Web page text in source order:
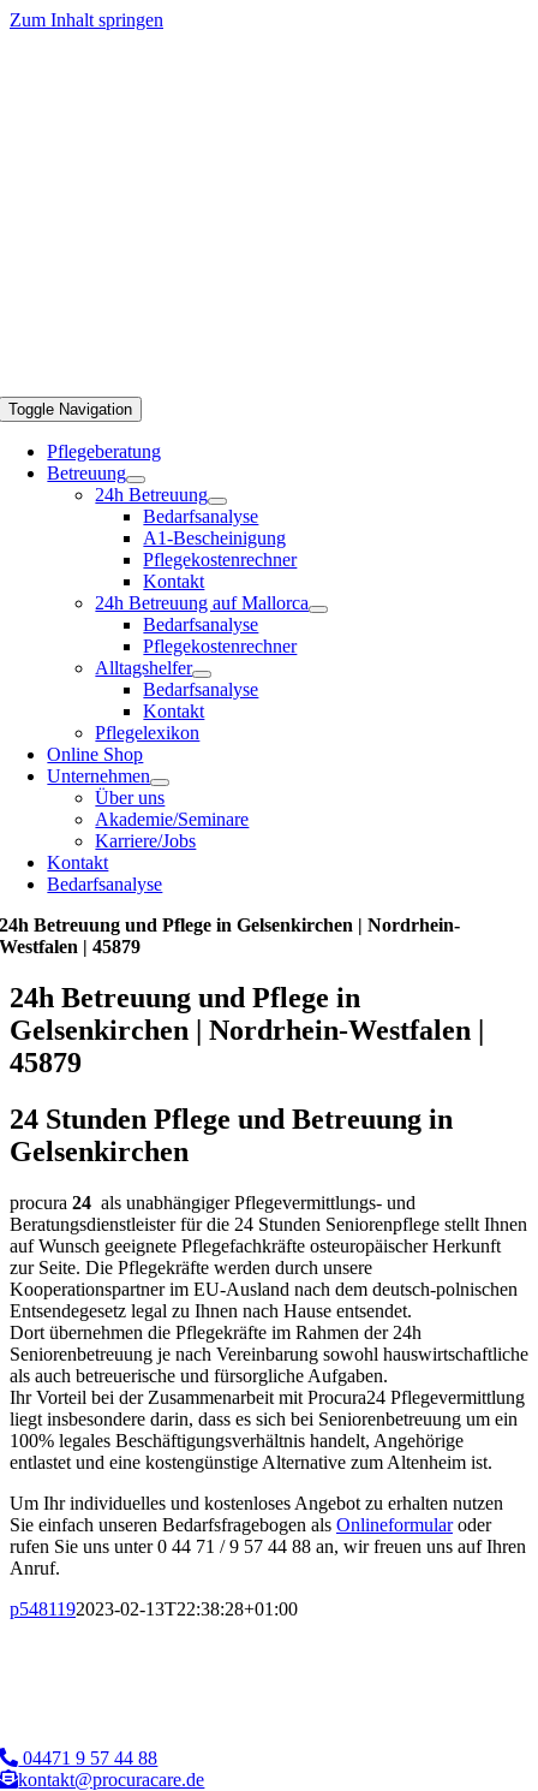
Zum Inhalt springen
Toggle Navigation
Pflegeberatung
Betreuung
24h Betreuung
Bedarfsanalyse
A1-Bescheinigung
Pflegekostenrechner
Kontakt
24h Betreuung auf Mallorca
Bedarfsanalyse
Pflegekostenrechner
Alltagshelfer
Bedarfsanalyse
Kontakt
Pflegelexikon
Online Shop
Unternehmen
Über uns
Akademie/Seminare
Karriere/Jobs
Kontakt
Bedarfsanalyse
24h Betreuung und Pflege in Gelsenkirchen | Nordrhein-
Westfalen | 45879
24h Betreuung und Pflege in
Gelsenkirchen | Nordrhein-Westfalen |
45879
24 Stunden Pflege und Betreuung in
Gelsenkirchen
procura 24 als unabhängiger Pflegevermittlungs- und
Beratungsdienstleister für die 24 Stunden Seniorenpflege stellt Ihnen
auf Wunsch geeignete Pflegefachkräfte osteuropäischer Herkunft
zur Seite. Die Pflegekräfte werden durch unsere
Kooperationspartner im EU-Ausland nach dem deutsch-polnischen
Entsendegesetz legal zu Ihnen nach Hause entsendet.
Dort übernehmen die Pflegekräfte im Rahmen der 24h
Seniorenbetreuung je nach Vereinbarung sowohl hauswirtschaftliche
als auch betreuerische und fürsorgliche Aufgaben.
Ihr Vorteil bei der Zusammenarbeit mit Procura24 Pflegevermittlung
liegt insbesondere darin, dass es sich bei Seniorenbetreuung um ein
100% legales Beschäftigungsverhältnis handelt, Angehörige
entlastet und eine kostengünstige Alternative zum Altenheim ist.
Um Ihr individuelles und kostenloses Angebot zu erhalten nutzen
Sie einfach unseren Bedarfsfragebogen als Onlineformularoder
rufen Sie uns unter 0 44 71 / 9 57 44 88 an, wir freuen uns auf Ihren
Anruf.
p5481192023-02-13T22:38:28+01:00
04471 9 57 44 88
kontakt@procuracare.de